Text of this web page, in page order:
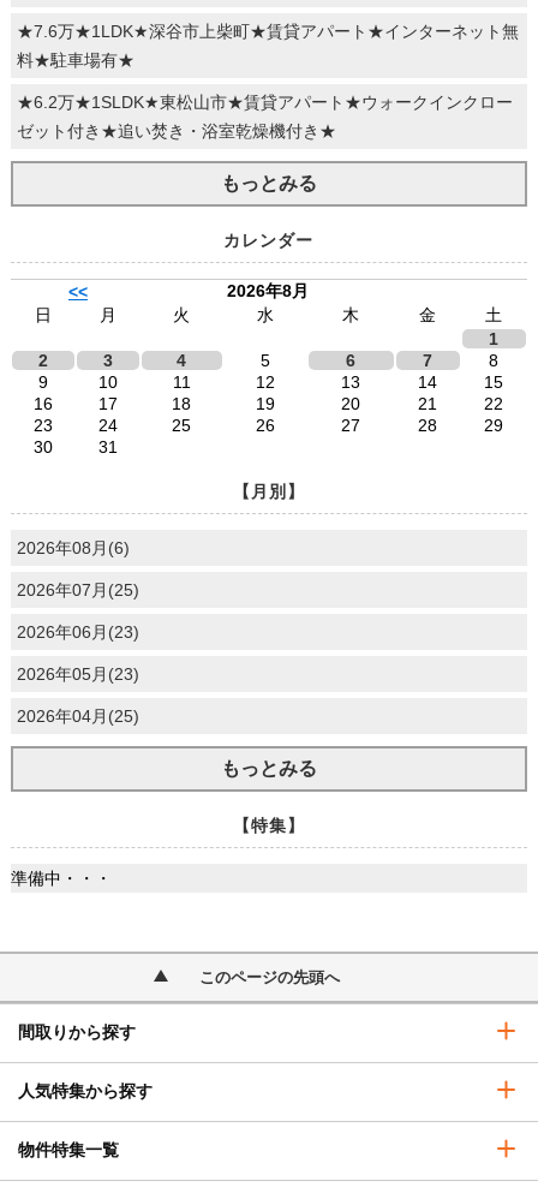
★7.6万★1LDK★深谷市上柴町★賃貸アパート★インターネット無
料★駐車場有★
★6.2万★1SLDK★東松山市★賃貸アパート★ウォークインクロー
ゼット付き★追い焚き・浴室乾燥機付き★
もっとみる
カレンダー
<<
2026年8月
日
月 火 水 木 金
土
1
2
3 4 5 6 7
8
9
10 11 12 13 14
15
16
17 18 19 20 21
22
23
24 25 26 27 28
29
30
31
【月別】
2026年08月(6)
2026年07月(25)
2026年06月(23)
2026年05月(23)
2026年04月(25)
もっとみる
【特集】
準備中・・・
このページの先頭へ
間取りから探す
人気特集から探す
物件特集一覧